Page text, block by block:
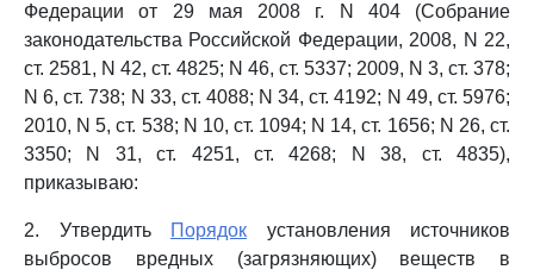
Федерации от 29 мая 2008 г. N 404 (Собрание
законодательства Российской Федерации, 2008, N 22,
ст. 2581, N 42, ст. 4825; N 46, ст. 5337; 2009, N 3, ст. 378;
N 6, ст. 738; N 33, ст. 4088; N 34, ст. 4192; N 49, ст. 5976;
2010, N 5, ст. 538; N 10, ст. 1094; N 14, ст. 1656; N 26, ст.
3350; N 31, ст. 4251, ст. 4268; N 38, ст. 4835),
приказываю:
2. Утвердить Порядок установления источников
выбросов вредных (загрязняющих) веществ в